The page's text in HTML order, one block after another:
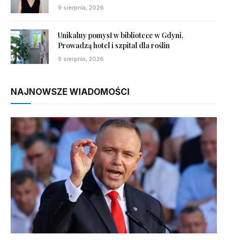
9 sierpnia, 2026
Unikalny pomysł w bibliotece w Gdyni.
Prowadzą hotel i szpital dla roślin
9 sierpnia, 2026
NAJNOWSZE WIADOMOŚCI